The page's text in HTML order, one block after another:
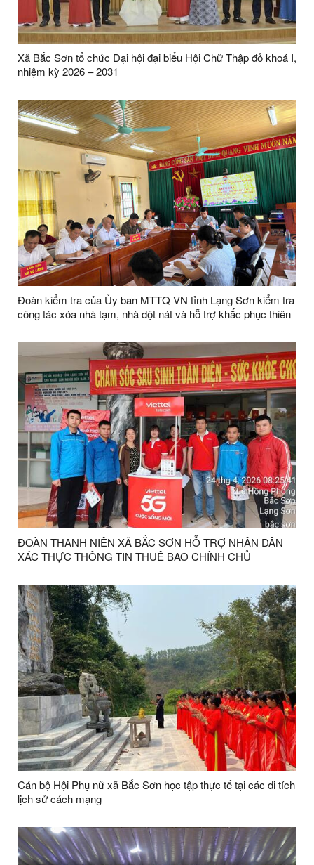
Xã Bắc Sơn tổ chức Đại hội đại biểu Hội Chữ Thập đỏ khoá I,
nhiệm kỳ 2026 – 2031
Đoàn kiểm tra của Ủy ban MTTQ VN tỉnh Lạng Sơn kiểm tra
công tác xóa nhà tạm, nhà dột nát và hỗ trợ khắc phục thiên
ĐOÀN THANH NIÊN XÃ BẮC SƠN HỖ TRỢ NHÂN DÂN
XÁC THỰC THÔNG TIN THUÊ BAO CHÍNH CHỦ
Cán bộ Hội Phụ nữ xã Bắc Sơn học tập thực tế tại các di tích
lịch sử cách mạng